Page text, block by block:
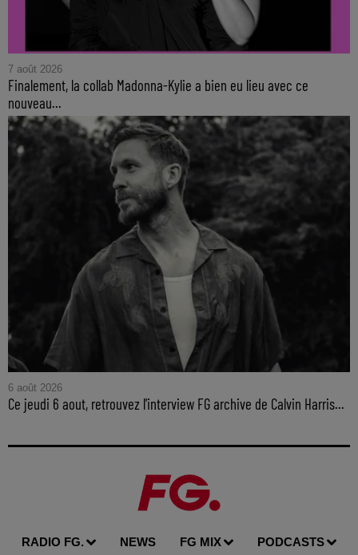
7 août 2026
Finalement, la collab Madonna-Kylie a bien eu lieu avec ce
nouveau...
6 août 2026
Ce jeudi 6 aout, retrouvez l'interview FG archive de Calvin Harris...
RADIO FG. NEWS FG MIX PODCASTS